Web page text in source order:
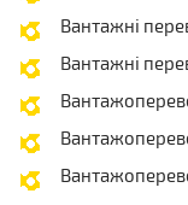
Вантажні
Вантажні